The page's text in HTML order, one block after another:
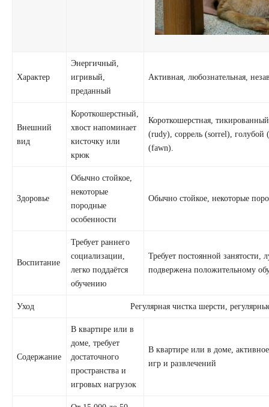
Характер
Энергичный,
игривый,
преданный
Активная, любознательная,
Внешний
вид
Короткошерстный,
хвост напоминает
кисточку или
крюк
Короткошерстная,
(rudy), соррель (sorrel), голубой
(fawn).
Здоровье
Обычно стойкое,
некоторые
породные
особенности
Обычно стойкое, некоторые
Воспитание
Требует раннего
социализации,
легко поддаётся
обучению
Требует постоянной занятости,
подвержена положительному
Уход Регулярная чистка шерсти,
Содержание
В квартире или в
доме, требует
достаточного
пространства и
игровых нагрузок
В квартире или в доме,
игр и развлечений